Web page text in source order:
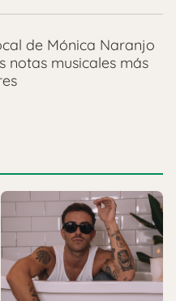
de Mónica Naranjo
notas musicales más